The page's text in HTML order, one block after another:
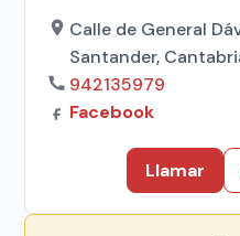
Calle de General
Santander,
942135979
Facebook
Llamar